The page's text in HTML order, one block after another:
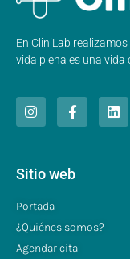
En CliniLab
vida plena es una vida
Sitio web
Portada
¿Quiénes somos?
Agendar cita